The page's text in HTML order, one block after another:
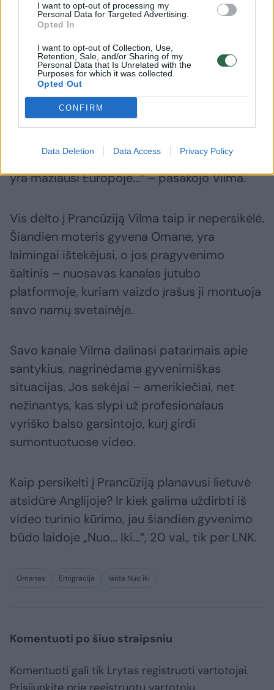
I want to opt-out of processing my
Personal Data for Targeted Advertising.
Opted In
I want to opt-out of Collection, Use,
Retention, Sale, and/or Sharing of my
Personal Data that Is Unrelated with the
Purposes for which it was collected.
Opted Out
CONFIRM
Data Deletion Data Access Privacy Policy
Vilmos, nebuvo lengva, tačiau noras sukurti
šeimą ir vis mažiau džiaugsmo teikiantis
darbas padėjo apsispręsti.
„Meilė buvo trečia priežastis... Pagrindinė
buvo mikroklimatas teisme, per intrigas
pasidarė neįmanoma dirbti, na, ir antroje
paslaptis, kad teisėjų atlyginimai Lietuvoje
yra mažiausi Europoje...“ – pasakojo Vilma.
Vis dėlto į Prancūziją Vilma taip ir nepersikėlė.
Šiandien moteris gyvena Omane, yra
laimingai ištekėjusi, o jos pragyvenimo
šaltinis – nuosavas kanalas jutubo
platformoje, kuriam vaizdo įrašus ji montuoja
savo namų svetainėje.
Savo kanale Vilma dalinasi patarimais apie
santykius, nagrinėdama gyvenimiškas
situacijas. Jos sekėjai – amerikiečiai, net
nežinantys, kas slypi už profesionalaus
vyriško balso garsintojo, kurį girdi
sumontuotuose video.
Kaip persikelti į Prancūziją planavusi lietuvė
atsidūrė Anglijoje? Ir kiek galima uždirbti iš
video turinio kūrimo, jau šiandien gyvenimo
būdo laidoje „Nuo... Iki...“, 20 val., tik per LNK.
Omanas Emigracija laida Nuo iki
Komentuoti po šiuo straipsniu
Komentuoti gali tik Lrytas registruoti vartotojai.